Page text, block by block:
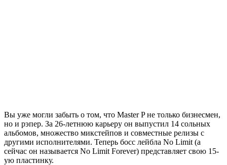
Вы уже могли забыть о том, что Master Pне только бизнесмен,
но и рэпер. За 26-летнюю карьеру он выпустил 14 сольных
альбомов, множество микстейпов и совместные релизы с
другими исполнителями. Теперь босс лейбла No Limit (а
сейчас он называется No Limit Forever) представляет свою 15-
ую пластинку.